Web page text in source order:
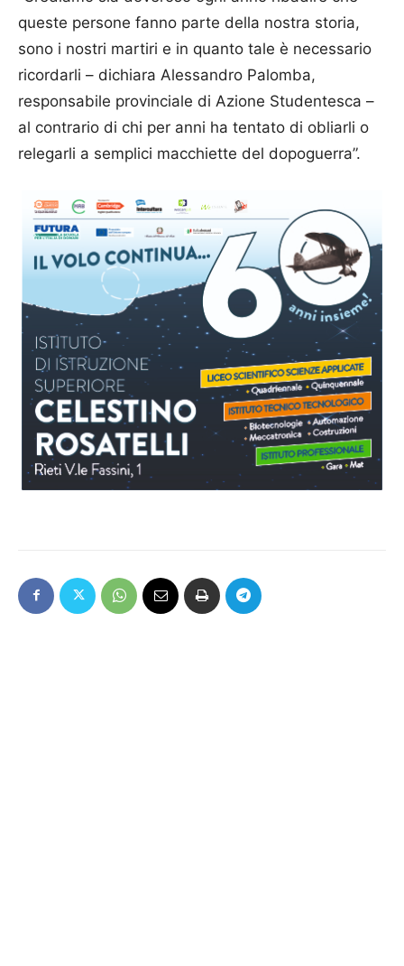
queste persone fanno parte della nostra storia,
sono i nostri martiri e in quanto tale è necessario
ricordarli – dichiara Alessandro Palomba,
responsabile provinciale di Azione Studentesca –
al contrario di chi per anni ha tentato di obliarli o
relegarli a semplici macchiette del dopoguerra”.